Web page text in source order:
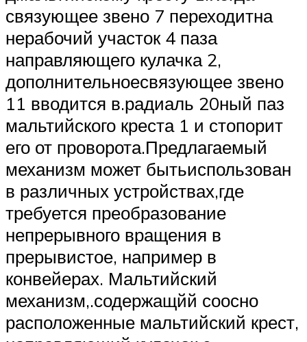
связующее звено 7 переходитна
нерабочий участок 4 паза
направляющего кулачка 2,
дополнительноесвязующее звено
11 вводится в.радиаль 20ный паз
мальтийского креста 1 и стопорит
его от проворота.Предлагаемый
механизм может бытьиспользован
в различных устройствах,где
требуется преобразование
непрерывного вращения в
прерывистое, например в
конвейерах. Мальтийский
механизм,.содержащйй соосно
расположенные мальтийский крест,